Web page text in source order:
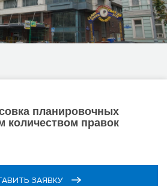
планировочных
правок
ЗАЯВКУ